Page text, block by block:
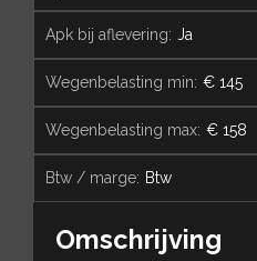
apk bij aflevering: Ja
wegenbelasting min: € 145
wegenbelasting max: € 158
btw / marge: Btw
Omschrijving